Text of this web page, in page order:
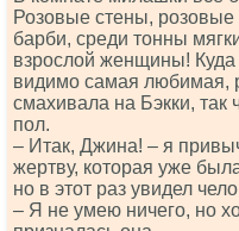
Розовые стены,
барби, среди тонны
взрослой женщины! Куда
видимо самая любимая,
смахивала на Бэкки, так
пол.
– Итак, Джина! – я
жертву, которая уже
но в этот раз увидел
– Я не умею ничего, но